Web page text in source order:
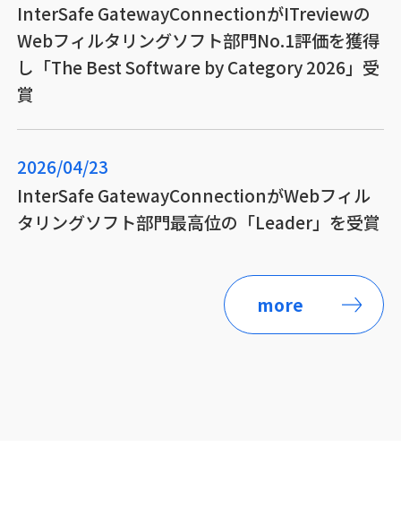
InterSafe GatewayConnectionがITreviewの
Webフィルタリングソフト部門No.1評価を獲得
し「The Best Software by Category 2026」受
賞
2026/04/23
InterSafe GatewayConnectionがWebフィル
タリングソフト部門最高位の「Leader」を受賞
more